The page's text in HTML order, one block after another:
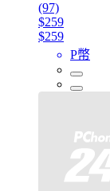
(97)
$259
$259
P幣